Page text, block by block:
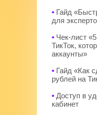
• Гайд
для
• Чек-лист
ТикТок,
аккаунты»
• Гайд «Как
рублей на
• Доступ в
кабинет